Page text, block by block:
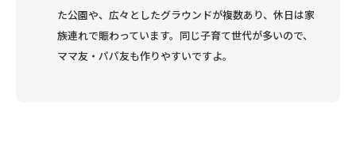
た公園や、広々としたグラウンドが複数あり、休日は家
族連れで賑わっています。同じ子育て世代が多いので、
ママ友・パパ友も作りやすいですよ。